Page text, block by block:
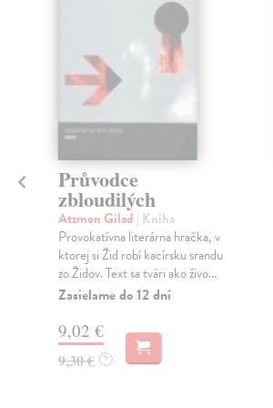
Průvodce
zbloudilých
Atzmon Gilad | Kniha
Provokatívna literárna hračka, v
ktorej si Žid robí kacírsku srandu
zo Židov. Text sa tvári ako živo...
Zasielame do 12 dní
9,02 €
9,30 € ?